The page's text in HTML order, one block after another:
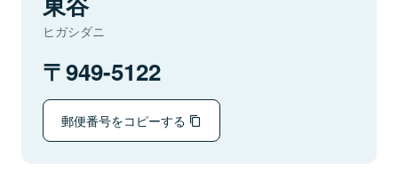
ヒガシダニ
949-5122
郵便番号をコピーする